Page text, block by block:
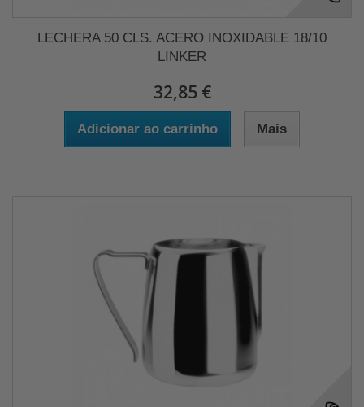
LECHERA 50 CLS. ACERO INOXIDABLE 18/10
LINKER
32,85 €
Adicionar ao carrinho Mais